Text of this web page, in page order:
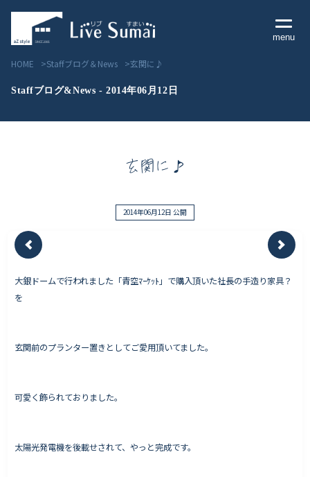
menu
Livesumai 住宅標準性能
Livesumai 保証について
見学会／モデルハウス情報
オーナー様の声
HOME Staffブログ＆News 玄関に♪
Staffブログ&News - 2014年06月12日
玄関に♪
2014年06月12日 公開
大銀ドームで行われました「青空ﾏｰｹｯﾄ」で購入頂いた社長の手造り家具？
を
玄関前のプランター置きとしてご愛用頂いてました。
可愛く飾られておりました。
太陽光発電機を後載せされて、やっと完成です。